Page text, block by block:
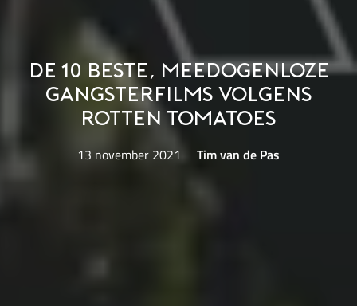
De 10 beste, meedogenloze
gangsterfilms volgens
Rotten Tomatoes
13 november 2021 Tim van de Pas